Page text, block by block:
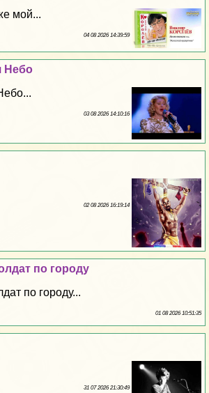
мой...
04 08 2026 14:39:59
Небо
03 08 2026 14:10:16
02 08 2026 16:19:14
по городу
по городу...
01 08 2026 10:51:35
31 07 2026 21:30:49